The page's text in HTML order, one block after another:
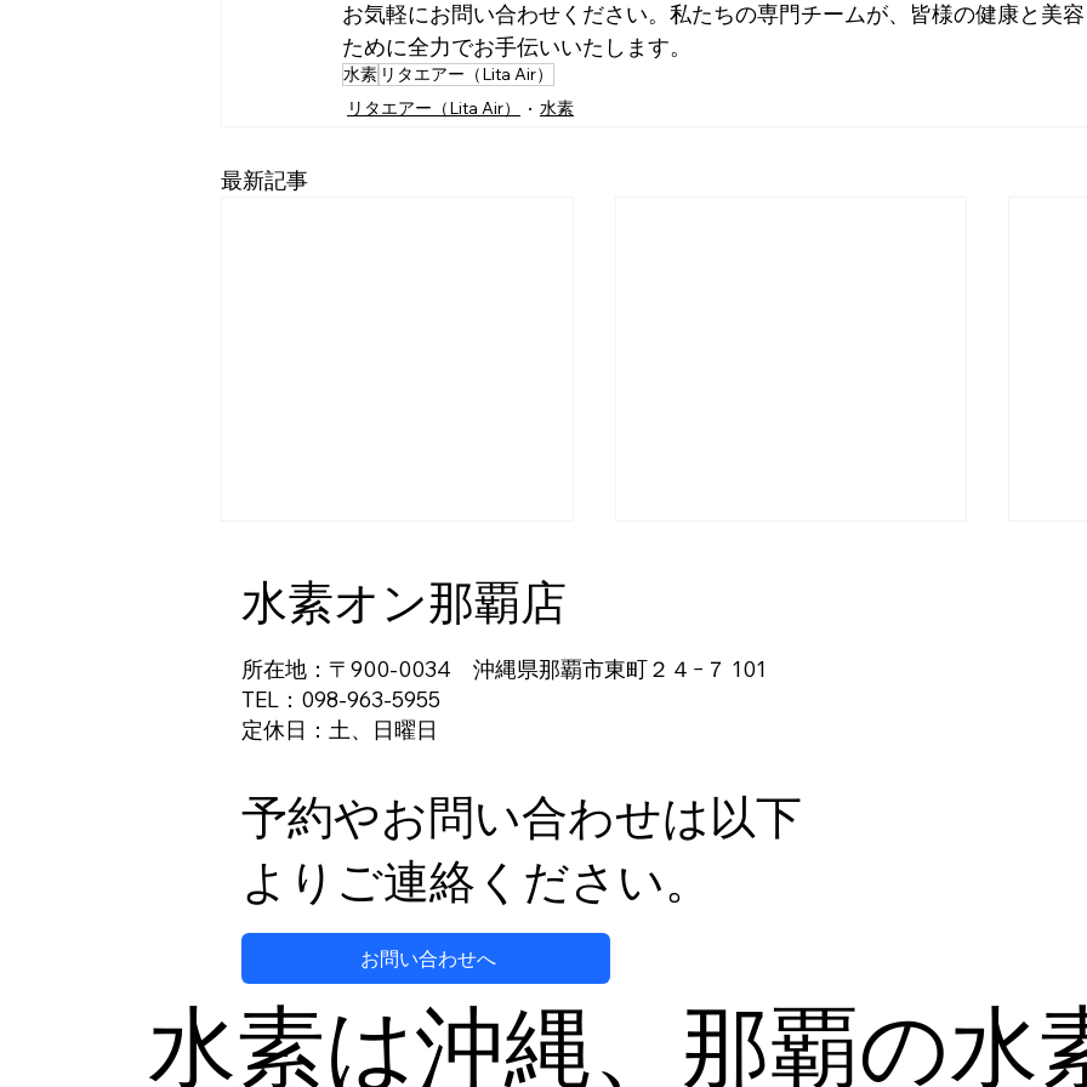
水素オン那覇店
所在地：〒900-0034 沖縄県那覇市東町２４−７ 101
TEL：098-963-5955
定休日：土、日曜日
予約やお問い合わせは以下
よりご連絡ください。
お問い合わせへ
水素は沖縄、那覇の水
お気軽にお問い合わせください。私たちの専門チームが、皆様の健康と美
ために全力でお手伝いいたします。
水素 リタエアー（Lita Air）
リタエアー（Lita Air）
水素
最新記事
法
を目指す